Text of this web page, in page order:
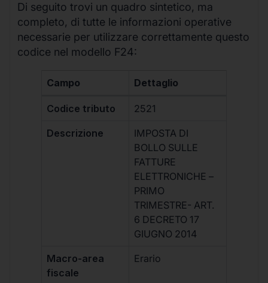
Di seguito trovi un quadro sintetico, ma
completo, di tutte le informazioni operative
necessarie per utilizzare correttamente questo
codice nel modello F24:
Campo Dettaglio
Codice tributo 2521
Descrizione
IMPOSTA DI
BOLLO SULLE
FATTURE
ELETTRONICHE –
PRIMO
TRIMESTRE- ART.
6 DECRETO 17
GIUGNO 2014
Macro-area
fiscale
Erario